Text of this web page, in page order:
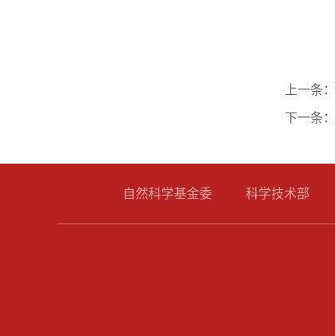
上一条：
下一条：
自然科学基金委 科学技术部